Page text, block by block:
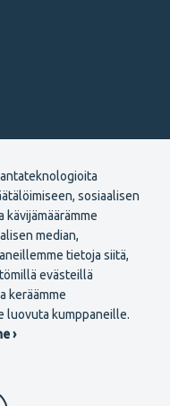
sosiaalisen
kävijämäärämme
median,
tietoja siitä,
evästeillä
keräämme
luovuta kumppaneille.
›